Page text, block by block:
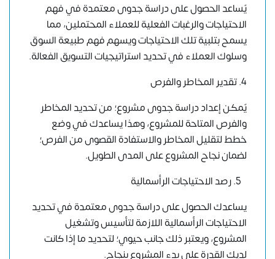
يٌساعد الحصول على دراسة جدوى معتمدة في فهم
الاحتياجات والرغبات الفعلية للعملاء المحتملين، مما
يسمح بتلبية تلك الاحتياجات ويسهم فهم طبيعة السوق
وسلوك العملاء في تحديد استراتيجيات التسويق الفعالة.
4. تقدير المخاطر والفرص
يٌمكن إعداد دراسة جدوى مشروع؛ من تحديد المخاطر
والفرص المتاحة للمشروع، وهذا يساعدك في وضع
خطط لتقليل المخاطر والاستفادة القصوى من الفرص؛
لضمان نجاح المشروع على المدى الطويل.
رصد الاحتياجات الرأسمالية
يساعدك الحصول على دراسة جدوى معتمدة في تحديد
الاحتياجات الرأسمالية اللازمة لتأسيس وتشغيل
المشروع، ويعتبر ذلك جانب حيوي؛ لتحديد ما إذا كانت
لديك القدرة على بدء المشروع بنجاح.